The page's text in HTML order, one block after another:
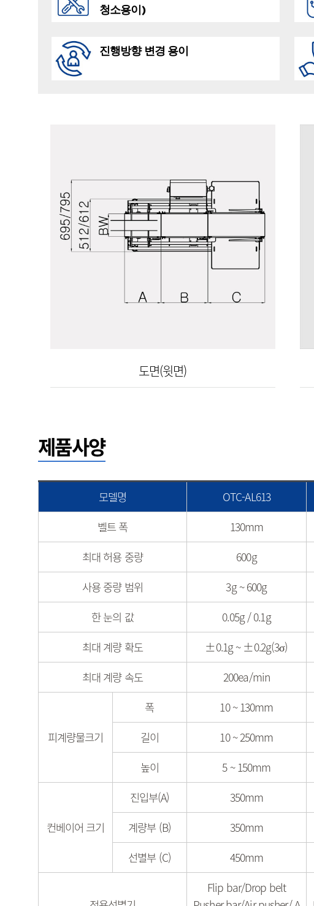
청소용이)
진행방향 변경 용이
도면(윗면)
제품사양
모델명 OTC-AL613
벨트 폭
130mm
최대 허용 중량
600g
사용 중량 범위
3g ~ 600g
한 눈의 값
0.05g / 0.1g
최대 계량 확도
±0.1g ~ ±0.2g(3σ)
최대 계량 속도
200ea/min
피계량물크기
폭 10 ~ 130mm
길이
10 ~ 250mm
높이
5 ~ 150mm
컨베이어 크기
진입부(A) 350mm
계량부 (B)
350mm
선별부 (C)
450mm
Flip bar/Drop belt